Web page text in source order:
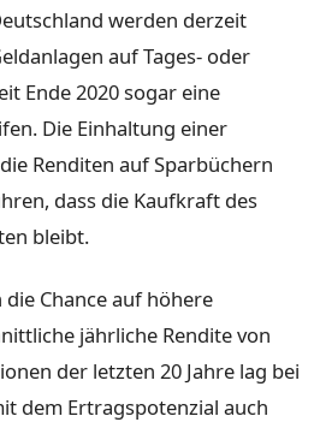
werden derzeit
auf Tages- oder
Ende 2020 sogar eine
Die Einhaltung einer
Renditen auf Sparbüchern
dass die Kaufkraft des
bleibt.
Chance auf höhere
jährliche Rendite von
der letzten 20 Jahre lag bei
dem Ertragspotenzial auch